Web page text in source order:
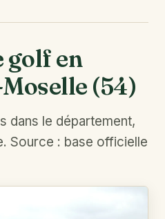
golf en
(54)
dans le département,
Source : base officielle